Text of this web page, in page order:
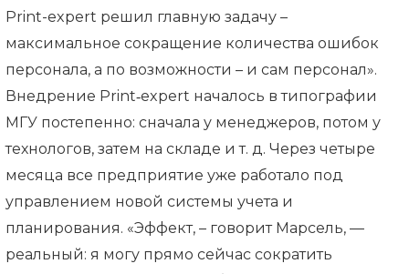
Print-expert решил главную задачу –
максимальное сокращение количества ошибок
персонала, а по возможности – и сам персонал».
Внедрение Print‑expert началось в типографии
МГУ постепенно: сначала у менеджеров, потом у
технологов, затем на складе и т. д. Через четыре
месяца все предприятие уже работало под
управлением новой системы учета и
планирования. «Эффект, – говорит Марсель, —
реальный: я могу прямо сейчас сократить